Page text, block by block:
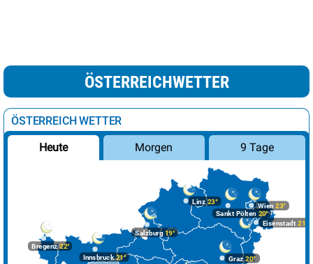
ÖSTERREICHWETTER
ÖSTERREICH WETTER
Heute Morgen 9 Tage
Bregenz22°
Graz20°
Innsbruck21°
Linz23°
Salzburg19°
Wien 23°
Eisenstadt 21°
Sankt Pölten 20°